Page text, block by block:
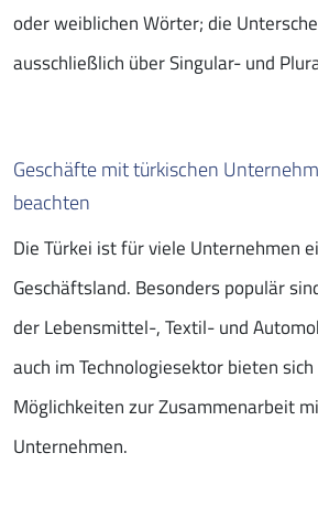
oder weiblichen Wörter; die
ausschließlich über Singular- und
Geschäfte mit türkischen
beachten
Die Türkei ist für viele Unternehmen
Geschäftsland. Besonders populär
der Lebensmittel-, Textil- und
auch im Technologiesektor bieten
Möglichkeiten zur Zusammenarbeit
Unternehmen.